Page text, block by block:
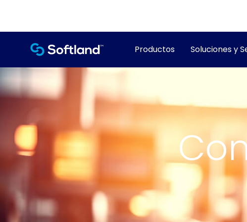
Productos Soluciones y